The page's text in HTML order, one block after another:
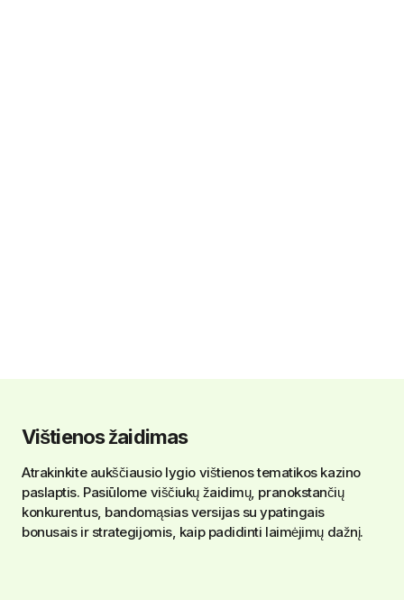
Vištienos žaidimas
Atrakinkite aukščiausio lygio vištienos tematikos kazino
paslaptis. Pasiūlome viščiukų žaidimų, pranokstančių
konkurentus, bandomąsias versijas su ypatingais
bonusais ir strategijomis, kaip padidinti laimėjimų dažnį.